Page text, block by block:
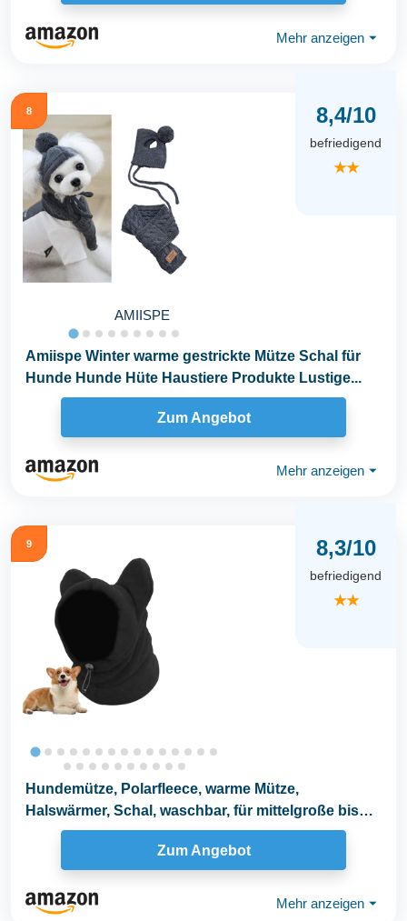
Mehr anzeigen ⏷
8
AMIISPE
8,4/10
befriedigend
★★
Amiispe Winter warme gestrickte Mütze Schal für
Hunde Hunde Hüte Haustiere Produkte Lustige...
Zum Angebot
Mehr anzeigen ⏷
9 8,3/10
befriedigend
★★
Hundemütze, Polarfleece, warme Mütze,
Halswärmer, Schal, waschbar, für mittelgroße bis
große...
Zum Angebot
Mehr anzeigen ⏷